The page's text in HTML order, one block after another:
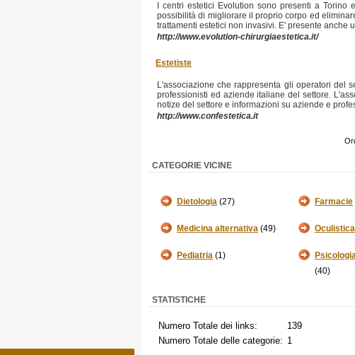
I centri estetici Evolution sono presenti a
possibilità di migliorare il proprio corpo ed
trattamenti estetici non invasivi. E' presente anche
http://www.evolution-chirurgiaestetica.it/
Estetiste
L'associazione che rappresenta gli operatori del
professionisti ed aziende italiane del settore.
notize del settore e informazioni su aziende e
http://www.confestetica.it
CATEGORIE VICINE
Dietologia (27) Farmacie
Medicina alternativa (49) Oculistica
Pediatria (1)
(40)
STATISTICHE
Numero Totale dei links:
139
Numero Totale delle categorie: 1